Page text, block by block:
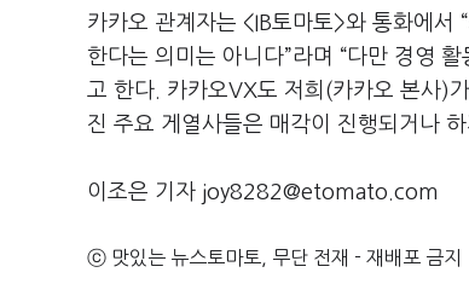
카카오 관계자는 <IB토마토>와 통화에서
한다는 의미는 아니다”라며 “다만 경영
고 한다. 카카오VX도 저희(카카오 본사)
진 주요 게열사들은 매각이 진행되거나
이조은 기자 joy8282@etomato.com
ⓒ 맛있는 뉴스토마토, 무단 전재 - 재배포 금지